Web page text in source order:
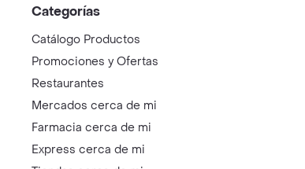
Categorías
Catálogo Productos
Promociones y Ofertas
Restaurantes
Mercados cerca de mi
Farmacia cerca de mi
Express cerca de mi